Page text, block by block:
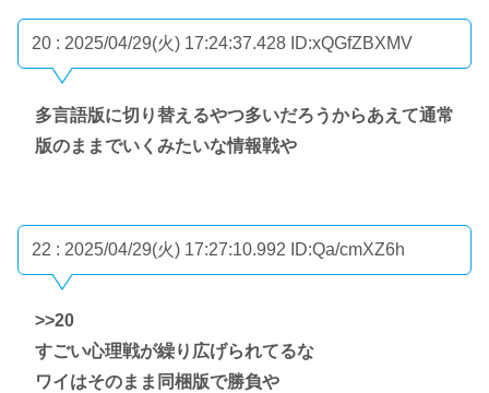
20 : 2025/04/29(火) 17:24:37.428 ID:xQGfZBXMV
多言語版に切り替えるやつ多いだろうからあえて通常
版のままでいくみたいな情報戦や
22 : 2025/04/29(火) 17:27:10.992 ID:Qa/cmXZ6h
>>20
すごい心理戦が繰り広げられてるな
ワイはそのまま同梱版で勝負や